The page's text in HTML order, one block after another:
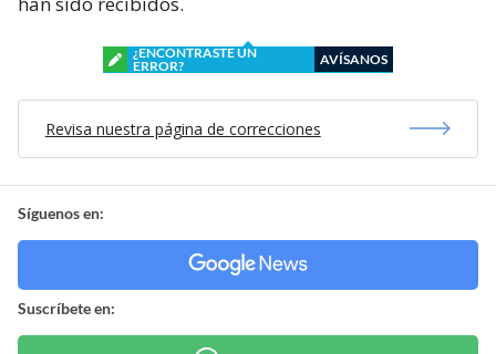
¿ENCONTRASTE UN
ERROR?
AVÍSANOS
Revisa nuestra página de correcciones
Síguenos en:
Suscríbete en: